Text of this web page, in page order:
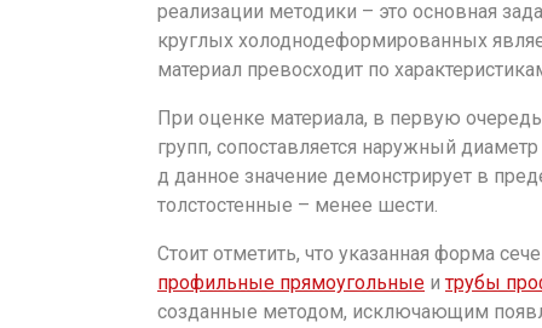
реализации методики – это основная
круглых холоднодеформированных
материал превосходит по
При оценке материала, в первую
групп, сопоставляется наружный
д данное значение демонстрирует в
толстостенные – менее шести.
Стоит отметить, что указанная форма
профильные прямоугольные и трубы
созданные методом, исключающим